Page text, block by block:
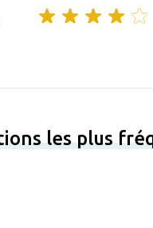
les plus